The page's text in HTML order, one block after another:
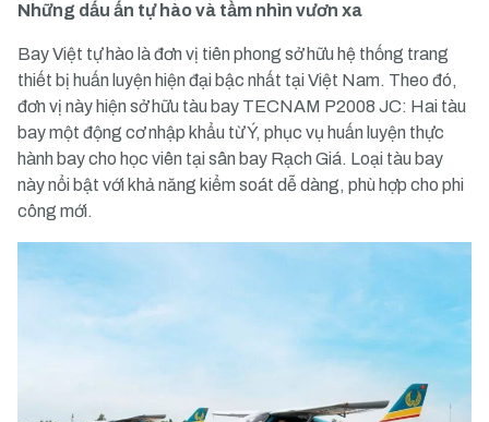
Những dấu ấn tự hào và tầm nhìn vươn xa
Bay Việt tự hào là đơn vị tiên phong sở hữu hệ thống trang
thiết bị huấn luyện hiện đại bậc nhất tại Việt Nam. Theo đó,
đơn vị này hiện sở hữu tàu bay TECNAM P2008 JC: Hai tàu
bay một động cơ nhập khẩu từ Ý, phục vụ huấn luyện thực
hành bay cho học viên tại sân bay Rạch Giá. Loại tàu bay
này nổi bật với khả năng kiểm soát dễ dàng, phù hợp cho phi
công mới.